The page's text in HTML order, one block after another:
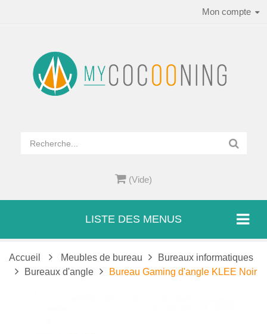
Mon compte
(Vide)
LISTE DES MENUS
Accueil Meubles de bureau
Bureaux informatiques
Bureaux d'angle
Bureau Gaming d'angle KLEE Noir